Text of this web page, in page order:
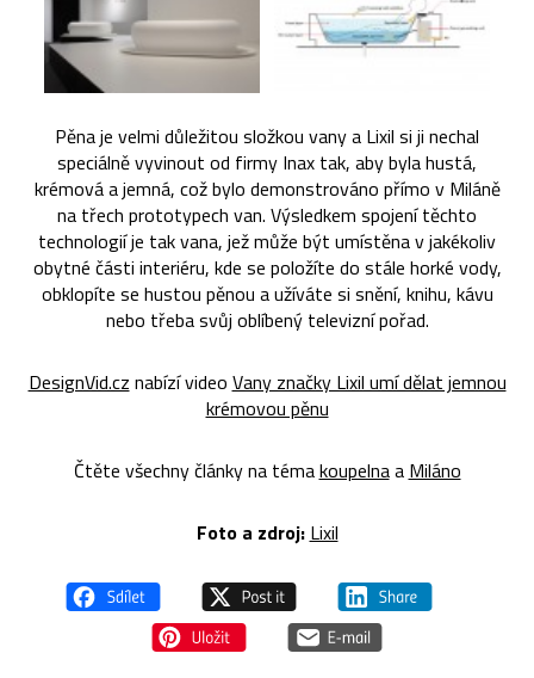
Pěna je velmi důležitou složkou vany a Lixil si ji nechal
speciálně vyvinout od firmy Inax tak, aby byla hustá,
krémová a jemná, což bylo demonstrováno přímo v Miláně
na třech prototypech van. Výsledkem spojení těchto
technologií je tak vana, jež může být umístěna v jakékoliv
obytné části interiéru, kde se položíte do stále horké vody,
obklopíte se hustou pěnou a užíváte si snění, knihu, kávu
nebo třeba svůj oblíbený televizní pořad.
DesignVid.cz nabízí video Vany značky Lixil umí dělat jemnou
krémovou pěnu
Čtěte všechny články na témakoupelnaa Miláno
Foto a zdroj: Lixil